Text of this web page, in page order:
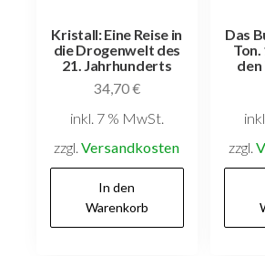
Kristall: Eine Reise in
die Drogenwelt des
21. Jahrhunderts
34,70€
inkl. 7 % MwSt.
zzgl.Versandkosten
In den
Warenkorb
Das
zzgl.